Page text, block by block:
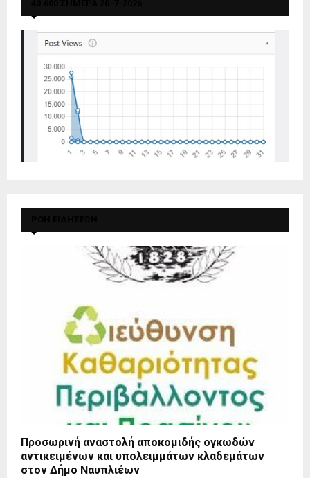
Προσωρινή αναστολή αποκομιδής ογκωδών
αντικειμένων και υπολειμμάτων κλαδεμάτων
στον Δήμο Ναυπλιέων